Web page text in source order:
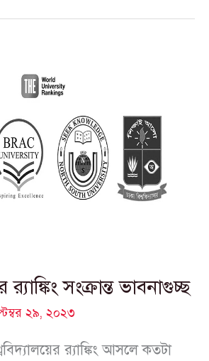
র‍্যাঙ্কিং সংক্রান্ত ভাবনাগুচ্ছ
২৯, ২০২৩
র‍্যাঙ্কিং আসলে কতটা